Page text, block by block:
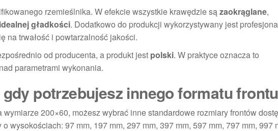
rzemieślnika. W efekcie wszystkie krawędzie sązaokrąglane,
idealnej gładkości. Dodatkowo do produkcji wykorzystywany jest
na trwałość i powtarzalność jakości.
od producenta, a produkt jest polski. W praktyce oznacza to
parametrami wykonania.
potrzebujesz innego formatu frontu
200×60, możesz wybrać inne standardowe rozmiary frontów
wysokościach: 97 mm, 197 mm, 297 mm, 397 mm, 597 mm, 797 mm, 997